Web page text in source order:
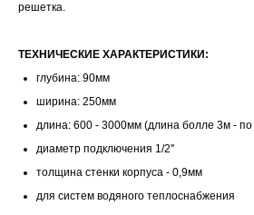
решетка.
ТЕХНИЧЕСКИЕ ХАРАКТЕРИСТИКИ:
глубина: 90мм
ширина: 250мм
длина: 600 - 3000мм (длина болле 3м - по
диаметр подключения 1/2''
толщина стенки корпуса - 0,9мм
для систем водяного теплоснабжения